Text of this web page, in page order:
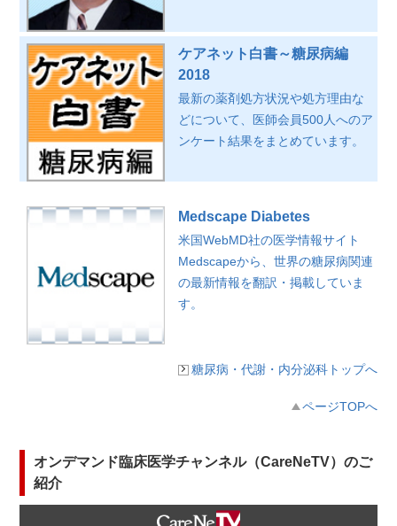
ケアネット白書～糖尿病編
2018
最新の薬剤処方状況や処方理由な
どについて、医師会員500人へのア
ンケート結果をまとめています。
Medscape Diabetes
米国WebMD社の医学情報サイト
Medscapeから、世界の糖尿病関連
の最新情報を翻訳・掲載していま
す。
糖尿病・代謝・内分泌科トップへ
ページTOPへ
オンデマンド臨床医学チャンネル（CareNeTV）のご
紹介